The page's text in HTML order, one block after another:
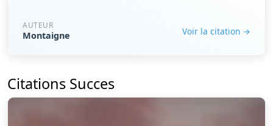
AUTEUR
Montaigne Voir la citation →
Citations Succes